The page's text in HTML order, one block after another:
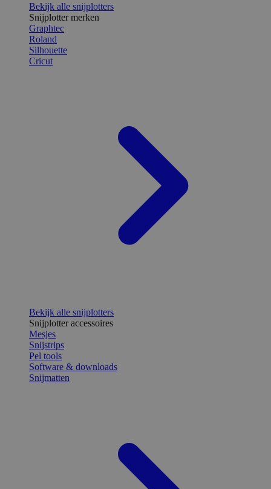
Bekijk alle snijplotters
Snijplotter merken
Graphtec
Roland
Silhouette
Cricut
Bekijk alle snijplotters
Snijplotter accessoires
Mesjes
Snijstrips
Pel tools
Software & downloads
Snijmatten